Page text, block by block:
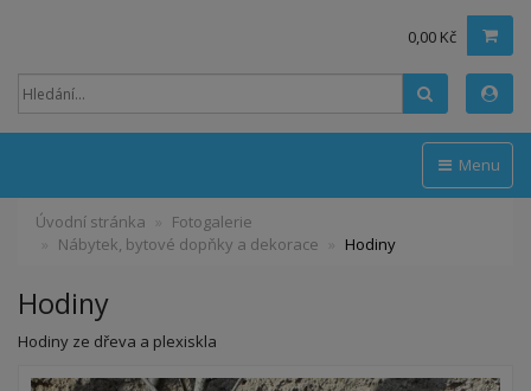
0,00 Kč
Menu
Úvodní stránka
Fotogalerie
Nábytek, bytové dopňky a dekorace
Hodiny
Hodiny
Hodiny ze dřeva a plexiskla